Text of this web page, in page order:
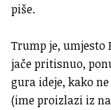
piše.
Trump je, umjesto
jače pritisnuo,
gura ideje, kako
(ime proizlazi iz